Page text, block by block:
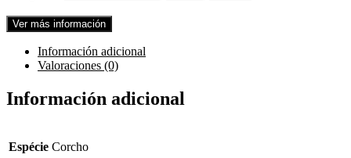
Ver más información
Información adicional
Valoraciones (0)
Información adicional
Espécie Corcho